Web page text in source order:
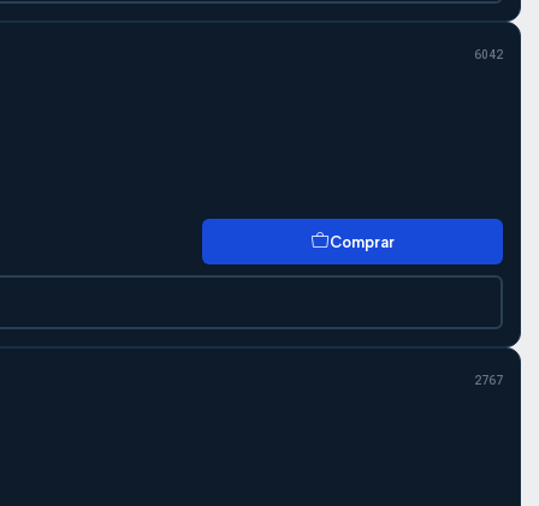
6042
Comprar
2767